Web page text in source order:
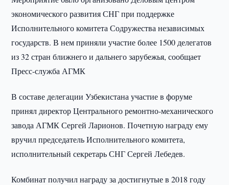
экономического развития СНГ при поддержке
Исполнительного комитета Содружества независимых
государств. В нем приняли участие более 1500 делегатов
из 32 стран ближнего и дальнего зарубежья, сообщает
Пресс-служба АГМК
В составе делегации Узбекистана участие в форуме
принял директор Центрального ремонтно-механического
завода АГМК Сергей Ларионов. Почетную награду ему
вручил председатель Исполнительного комитета,
исполнительный секретарь СНГ Сергей Лебедев.
Комбинат получил награду за достигнутые в 2018 году